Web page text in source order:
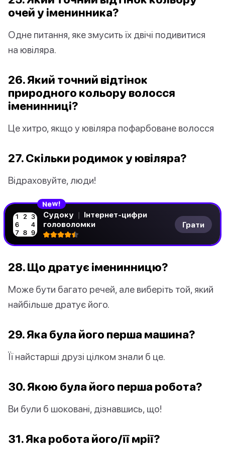
очей у іменинника?
Одне питання, яке змусить їх двічі подивитися
на ювіляра.
26. Який точний відтінок
природного кольору волосся
іменинниці?
Це хитро, якщо у ювіляра пофарбоване волосся
27. Скільки родимок у ювіляра?
Відраховуйте, люди!
New!
Судоку | Інтернет-цифри
головоломки
Грати
28. Що дратує іменинницю?
Може бути багато речей, але виберіть той, який
найбільше дратує його.
29. Яка була його перша машина?
Її найстарші друзі цілком знали б це.
30. Якою була його перша робота?
Ви були б шоковані, дізнавшись, що!
31. Яка робота його/її мрії?